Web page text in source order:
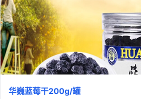
华巍蓝莓干200g/罐